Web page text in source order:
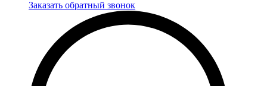
Заказать обратный звонок